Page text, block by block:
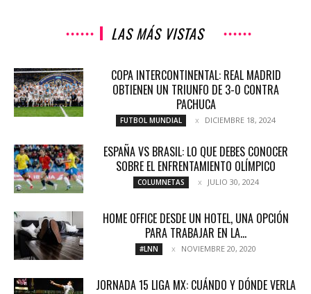
LAS MÁS VISTAS
COPA INTERCONTINENTAL: REAL MADRID
OBTIENEN UN TRIUNFO DE 3-0 CONTRA
PACHUCA
FUTBOL MUNDIAL DICIEMBRE 18, 2024
ESPAÑA VS BRASIL: LO QUE DEBES CONOCER
SOBRE EL ENFRENTAMIENTO OLÍMPICO
COLUMNETAS JULIO 30, 2024
HOME OFFICE DESDE UN HOTEL, UNA OPCIÓN
PARA TRABAJAR EN LA...
#LNN NOVIEMBRE 20, 2020
JORNADA 15 LIGA MX: CUÁNDO Y DÓNDE VERLA